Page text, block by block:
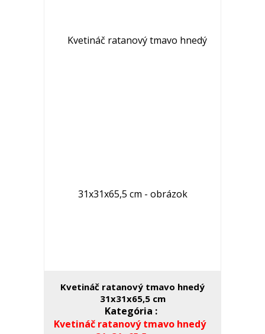
Kvetináč ratanový tmavo hnedý
31x31x65,5 cm
Kategória :
Kvetináč ratanový tmavo hnedý